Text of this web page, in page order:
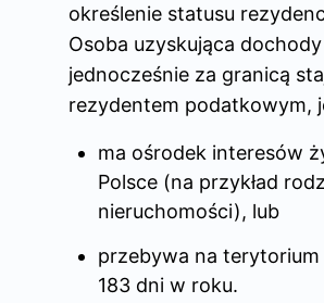
określenie statusu
Osoba uzyskująca
jednocześnie za granicą
rezydentem podatkowym,
ma ośrodek interesów
Polsce (na przykład
nieruchomości), lub
przebywa na terytorium
183 dni w roku.